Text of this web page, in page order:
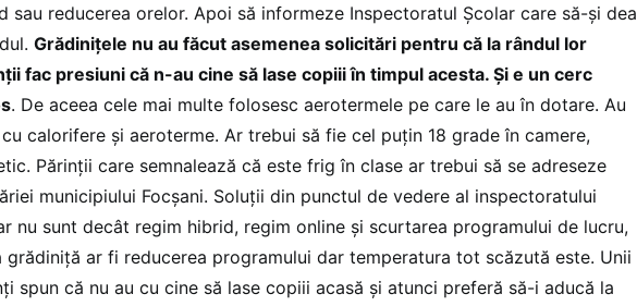
sau reducerea orelor. Apoi să informeze Inspectoratul Școlar care să-și dea
Grădinițele nu au făcut asemenea solicitări pentru că la rândul lor
fac presiuni că n-au cine să lase copiii în timpul acesta. Și e un cerc
. De aceea cele mai multe folosesc aerotermele pe care le au în dotare. Au
calorifere și aeroterme. Ar trebui să fie cel puțin 18 grade în camere,
Părinții care semnalează că este frig în clase ar trebui să se adreseze
municipiului Focșani. Soluții din punctul de vedere al inspectoratului
nu sunt decât regim hibrid, regim online și scurtarea programului de lucru,
grădiniță ar fi reducerea programului dar temperatura tot scăzută este. Unii
spun că nu au cu cine să lase copiii acasă și atunci preferă să-i aducă la